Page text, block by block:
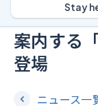
Stay
損益計算
案内する
登場
ニュース一